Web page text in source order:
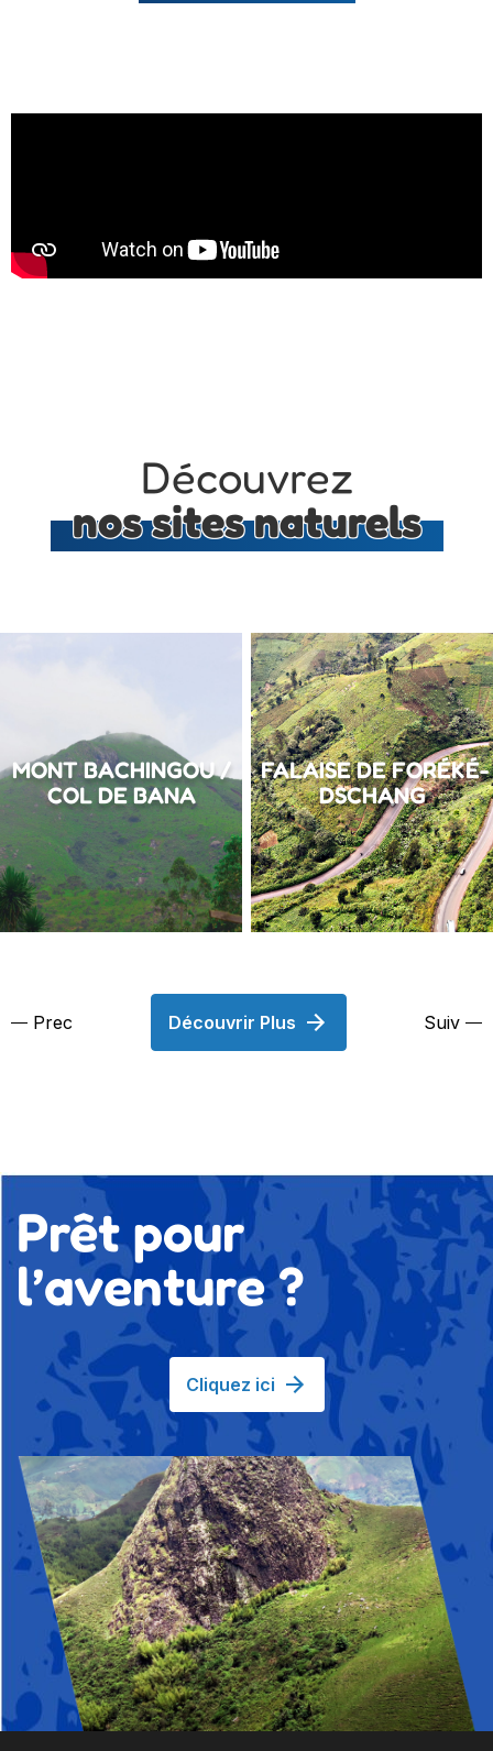
Découvrez
nos sites naturels
MONT BACHINGOU /
COL DE BANA
FALAISE DE FORÉKÉ-
DSCHANG
Prec Découvrir Plus Suiv
Prêt pour
l’aventure ?
Cliquez ici